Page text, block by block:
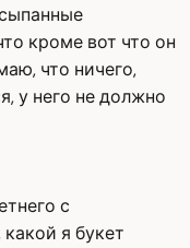
кроме вот что он
что ничего,
у него не должно
с
я букет